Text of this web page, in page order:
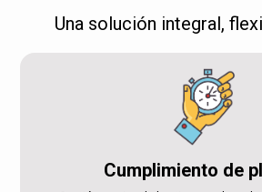
Una solución integral,
Cumplimiento de